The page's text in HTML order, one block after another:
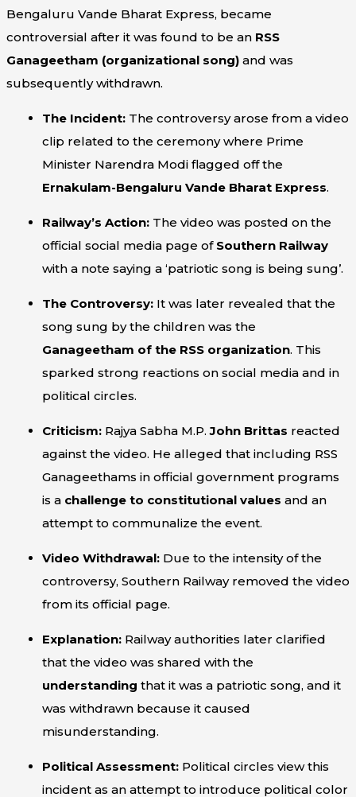
Bengaluru Vande Bharat Express, became
controversial after it was found to be an RSS
Ganageetham (organizational song)and was
subsequently withdrawn.
The Incident:The controversy arose from a video
clip related to the ceremony where Prime
Minister Narendra Modi flagged off the
Ernakulam-Bengaluru Vande Bharat Express.
Railway’s Action:The video was posted on the
official social media page of Southern Railway
with a note saying a ‘patriotic song is being sung’.
The Controversy:It was later revealed that the
song sung by the children was the
Ganageetham of the RSS organization. This
sparked strong reactions on social media and in
political circles.
Criticism:Rajya Sabha M.P.John Brittas reacted
against the video. He alleged that including RSS
Ganageethams in official government programs
is a challenge to constitutional values and an
attempt to communalize the event.
Video Withdrawal:Due to the intensity of the
controversy, Southern Railway removed the video
from its official page.
Explanation:Railway authorities later clarified
that the video was shared with the
understanding that it was a patriotic song, and it
was withdrawn because it caused
misunderstanding.
Political Assessment:Political circles view this
incident as an attempt to introduce political color